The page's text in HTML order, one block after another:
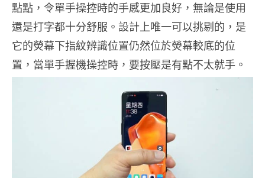
點點，令單手操控時的手感更加良好，無論是使用
還是打字都十分舒服。設計上唯一可以挑剔的，是
它的熒幕下指紋辨識位置仍然位於熒幕較底的位
置，當單手握機操控時，要按壓是有點不太就手。